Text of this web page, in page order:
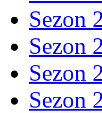
Sezon
Sezon
Sezon
Sezon